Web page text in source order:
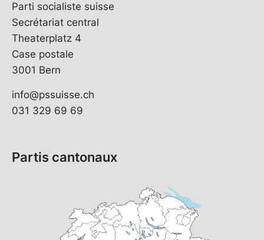
Parti socialiste suisse
Secrétariat central
Theaterplatz 4
Case postale
3001 Bern
info@pssuisse.ch
031 329 69 69
Partis cantonaux